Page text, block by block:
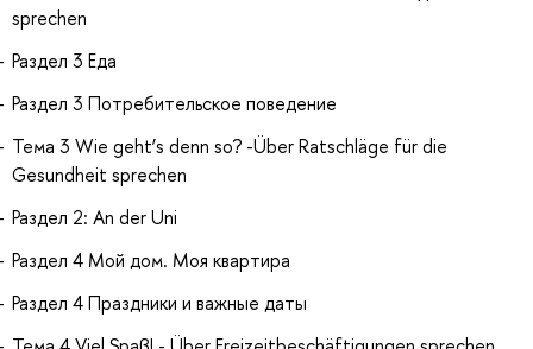
sprechen
Раздел 3 Еда
Раздел 3 Потребительское поведение
Тема 3 Wie geht’s denn so? -Über Ratschläge für die
Gesundheit sprechen
Раздел 2: An der Uni
Раздел 4 Мой дом. Моя квартира
Раздел 4 Праздники и важные даты